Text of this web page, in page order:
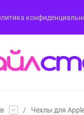
/ Чехлы для